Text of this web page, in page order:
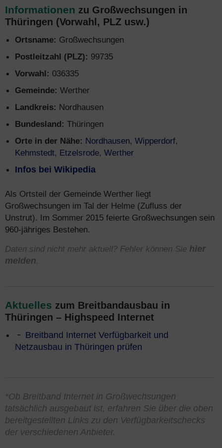
Informationen zu Großwechsungen in
Thüringen (Vorwahl, PLZ usw.)
Ortsname: Großwechsungen
Postleitzahl (PLZ): 99735
Vorwahl: 036335
Gemeinde: Werther
Landkreis: Nordhausen
Bundesland: Thüringen
Orte in der Nähe: Nordhausen, Wipperdorf,
Kehmstedt, Etzelsrode, Werther
Infos bei Wikipedia
Als Ortsteil der Gemeinde Werther liegt
Großwechsungen im Tal der Helme (Zufluss der
Unstrut). Im Sommer 2015 feierte Großwechsungen sein
960-jähriges Bestehen.
Daten sind nicht mehr aktuell? Fehler können Sie hier
melden.
Aktuelles zum Breitbandausbau in
Thüringen – Highspeed Internet
Breitband Internet Verfügbarkeit und
Netzausbau in Thüringen prüfen
*Ob Breitband Internet in Großwechsungen
tatsächlich ausgebaut ist, erfahren Sie über die oben
bereitgestellten Links zu den Verfügbarkeitschecks
der verschiedenen Anbieter.